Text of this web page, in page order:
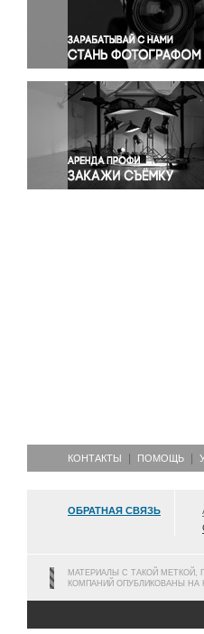
Правосудие
Происшествия и
Религия
Светская жизнь
Спорт
Экология
Экономика и бизнес
КОНТАКТЫ ПОМОЩЬ
ОБРАТНАЯ СВЯЗЬ
МАТЕРИАЛЫ С ТАКОЙ МЕТКОЙ,
КОМПАНИЙ ОПУБЛИКОВАНЫ